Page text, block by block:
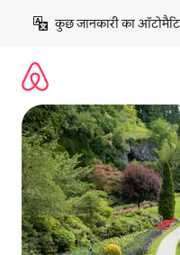
छोड़कर
कॉन्टेंट
कुछ जानकारी का